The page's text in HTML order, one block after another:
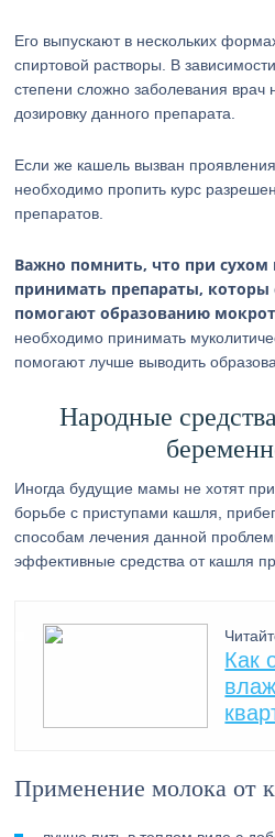
Его выпускают в нескольких
спиртовой растворы. В
степени сложно заболевания
дозировку данного препарата.
Если же кашель вызван
необходимо пропить курс
препаратов.
Важно помнить, что при
принимать препараты, которы
помогают образованию
необходимо принимать
помогают лучше выводить
Народные
Иногда будущие мамы не хотят
борьбе с приступами кашля,
способам лечения данной
эффективные средства от кашля
Как
Применение молока от